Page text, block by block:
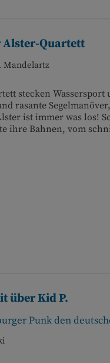
Quartett
Mandelartz
stecken
rasante
ist immer was los!
ihre Bahnen, vom
über Kid P.
Punk den